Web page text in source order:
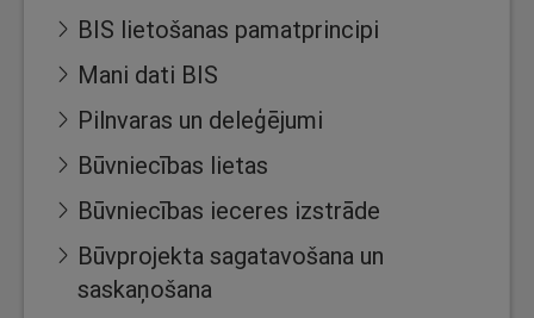
BIS lietošanas pamatprincipi
Mani dati BIS
Pilnvaras un deleģējumi
Būvniecības lietas
Būvniecības ieceres izstrāde
Būvprojekta sagatavošana un
saskaņošana